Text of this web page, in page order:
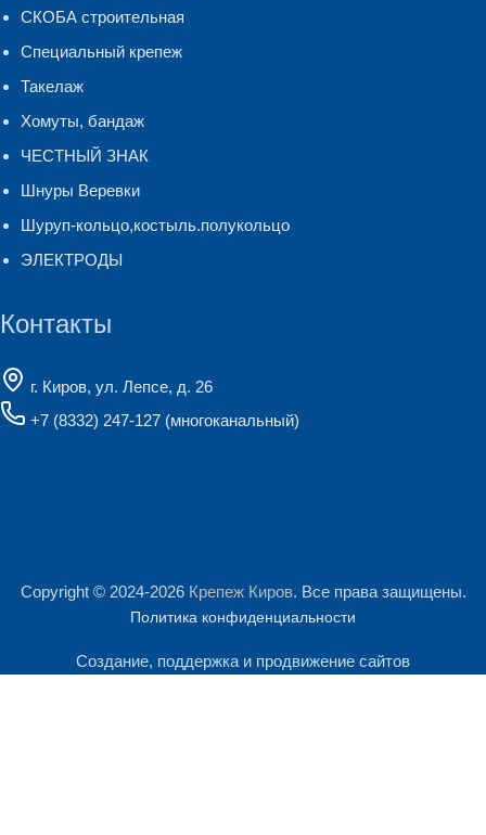
СКОБА строительная
Специальный крепеж
Такелаж
Хомуты, бандаж
ЧЕСТНЫЙ ЗНАК
Шнуры Веревки
Шуруп-кольцо,костыль.полукольцо
ЭЛЕКТРОДЫ
Контакты
г. Киров, ул. Лепсе, д. 26
+7 (8332) 247-127 (многоканальный)
Copyright © 2024-2026 Крепеж Киров. Все права защищены.
Политика конфиденциальности
Создание, поддержка и продвижение сайтов